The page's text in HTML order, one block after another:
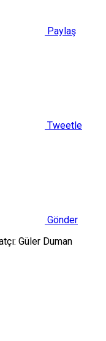
Paylaş
Tweetle
Gönder